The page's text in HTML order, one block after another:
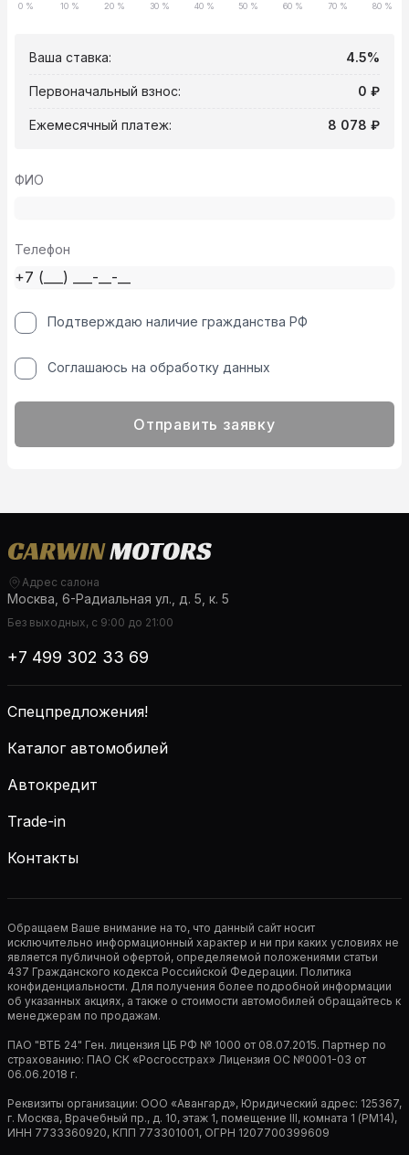
0 % 10 % 20 % 30 % 40 % 50 % 60 % 70 % 80 %
Ваша ставка: 4.5%
Первоначальный взнос: 0 ₽
Ежемесячный платеж: 8 078 ₽
ФИО
Телефон
Подтверждаю наличие гражданства РФ
Соглашаюсь на обработку данных
Отправить заявку
Адрес салона
Москва, 6-Радиальная ул., д. 5, к. 5
Без выходных, с 9:00 до 21:00
+7 499 302 33 69
Спецпредложения!
Каталог автомобилей
Автокредит
Trade-in
Контакты
Обращаем Ваше внимание на то, что данный сайт носит
исключительно информационный характер и ни при каких условиях не
является публичной офертой, определяемой положениями статьи
437 Гражданского кодекса Российской Федерации. Политика
конфиденциальности. Для получения более подробной информации
об указанных акциях, а также о стоимости автомобилей обращайтесь к
менеджерам по продажам.
ПАО "ВТБ 24" Ген. лицензия ЦБ РФ № 1000 от 08.07.2015. Партнер по
страхованию: ПАО СК «Росгосстрах» Лицензия ОС №0001-03 от
06.06.2018 г.
Реквизиты организации: ООО «Авангард», Юридический адрес: 125367,
г. Москва, Врачебный пр., д. 10, этаж 1, помещение III, комната 1 (РМ14),
ИНН 7733360920, КПП 773301001, ОГРН 1207700399609